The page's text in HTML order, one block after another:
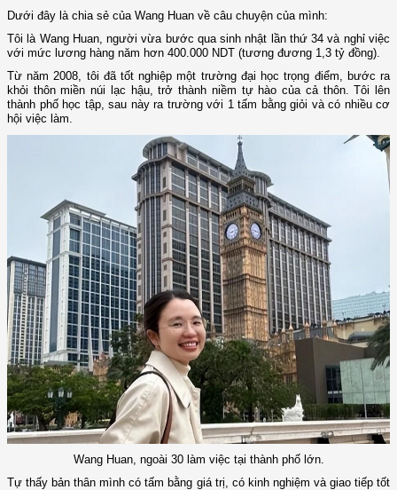
Dưới đây là chia sẻ của Wang Huan về câu chuyện của mình:
Tôi là Wang Huan, người vừa bước qua sinh nhật lần thứ 34 và nghỉ việc
với mức lương hàng năm hơn 400.000 NDT (tương đương 1,3 tỷ đồng).
Từ năm 2008, tôi đã tốt nghiệp một trường đại học trọng điểm, bước ra
khỏi thôn miền núi lạc hậu, trở thành niềm tự hào của cả thôn. Tôi lên
thành phố học tập, sau này ra trường với 1 tấm bằng giỏi và có nhiều cơ
hội việc làm.
Wang Huan, ngoài 30 làm việc tại thành phố lớn.
Tự thấy bản thân mình có tấm bằng giá trị, có kinh nghiệm và giao tiếp tốt